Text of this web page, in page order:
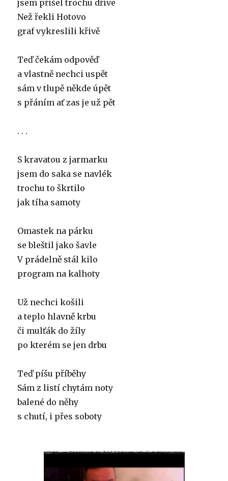
jsem přišel trochu dříve
Než řekli Hotovo
graf vykreslili křivě
Teď čekám odpověď
a vlastně nechci uspět
sám v tlupě někde úpět
s přáním ať zas je už pět
. . .
S kravatou z jarmarku
jsem do saka se navlék
trochu to škrtilo
jak tíha samoty
Omastek na párku
se bleštil jako šavle
V prádelně stál kilo
program na kalhoty
Už nechci košili
a teplo hlavně krbu
či mulťák do žíly
po kterém se jen drbu
Teď píšu příběhy
Sám z listí chytám noty
balené do něhy
s chutí, i přes soboty